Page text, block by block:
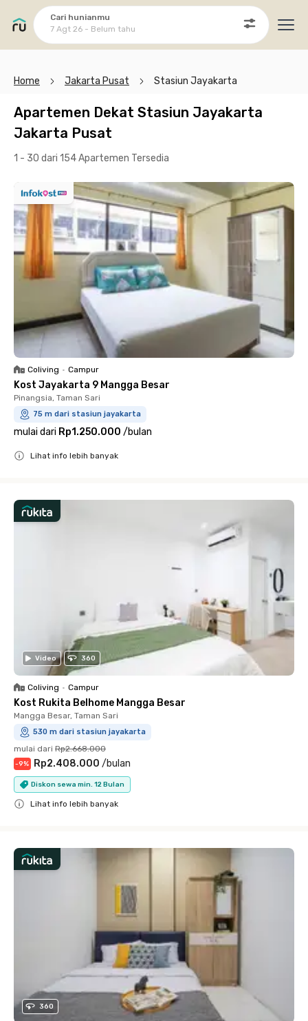
Cari hunianmu
7 Agt 26 - Belum tahu
Home Jakarta Pusat Stasiun Jayakarta
Apartemen Dekat Stasiun Jayakarta
Jakarta Pusat
1 - 30 dari 154 Apartemen Tersedia
Coliving • Campur
Kost Jayakarta 9 Mangga Besar
Pinangsia, Taman Sari
75 m dari stasiun jayakarta
mulai dari Rp1.250.000 /bulan
Lihat info lebih banyak
Video 360
Coliving • Campur
Kost Rukita Belhome Mangga Besar
Mangga Besar, Taman Sari
530 m dari stasiun jayakarta
mulai dari Rp2.668.000
-9% Rp2.408.000 /bulan
Diskon sewa min. 12 Bulan
Lihat info lebih banyak
360